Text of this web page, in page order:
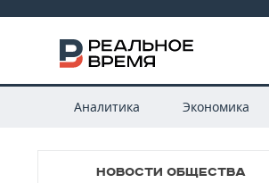
Аналитика Экономика
НОВОСТИ ОБЩЕСТВА